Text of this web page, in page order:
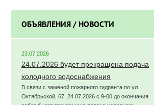
ОБЪЯВЛЕНИЯ / НОВОСТИ
23.07.2026
24.07.2026 будет прекращена подача
холодного водоснабжения
В связи с заменой пожарного гидранта по ул.
Октябрьской, 67, 24.07.2026 с 9-00 до окончания